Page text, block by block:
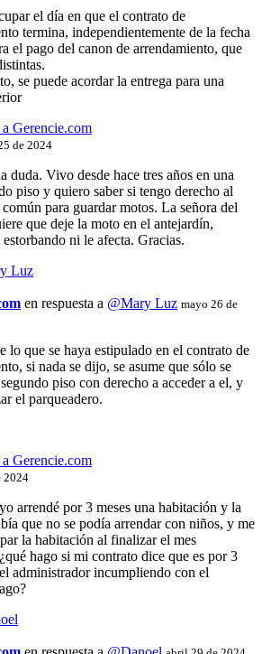
el día en que el contrato de
termina, independientemente de la fecha
el pago del canon de arrendamiento, que
se puede acordar la entrega para una
Gerencie.com
de 2024
duda. Vivo desde hace tres años en una
piso y quiero saber si tengo derecho al
para guardar motos. La señora del
que deje la moto en el antejardín,
ni le afecta. Gracias.
Luz
en respuesta a @Mary Luz mayo 26 de
lo que se haya estipulado en el contrato de
si nada se dijo, se asume que sólo se
piso con derecho a acceder a el, y
el parqueadero.
Gerencie.com
2024
arrendé por 3 meses una habitación y la
que no se podía arrendar con niños, y me
la habitación al finalizar el mes
hago si mi contrato dice que es por 3
administrador incumpliendo con el